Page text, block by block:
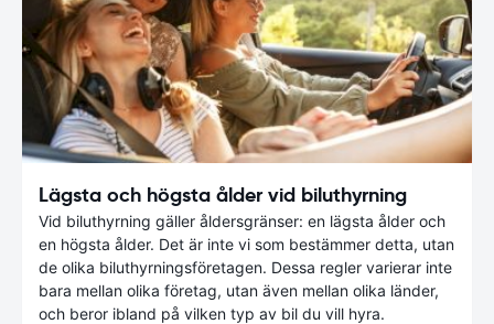
Lägsta och högsta ålder vid biluthyrning
Vid biluthyrning gäller åldersgränser: en lägsta ålder och
en högsta ålder. Det är inte vi som bestämmer detta, utan
de olika biluthyrningsföretagen. Dessa regler varierar inte
bara mellan olika företag, utan även mellan olika länder,
och beror ibland på vilken typ av bil du vill hyra.